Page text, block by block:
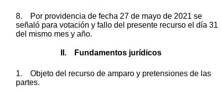
8. Por providencia de fecha 27 de mayo de 2021 se
señaló para votación y fallo del presente recurso el día 31
del mismo mes y año.
II. Fundamentos jurídicos
1. Objeto del recurso de amparo y pretensiones de las
partes.